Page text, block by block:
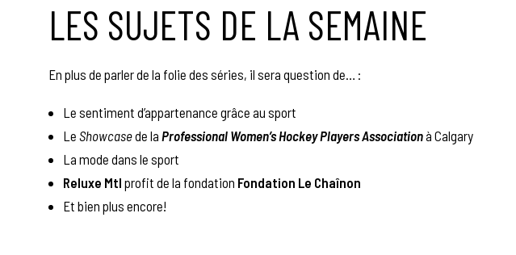
LES SUJETS DE LA SEMAINE
En plus de parler de la folie des séries, il sera question de… :
Le sentiment d’appartenance grâce au sport
Le Showcasede la Professional Women’s Hockey Players Associationà Calgary
La mode dans le sport
Reluxe Mtl profit de la fondation Fondation Le Chaînon
Et bien plus encore!